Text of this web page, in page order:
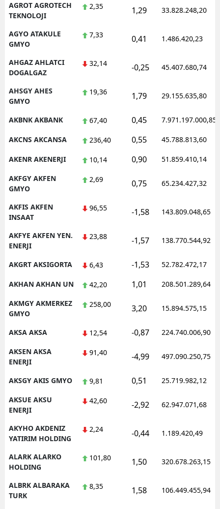
AGROT AGROTECH
TEKNOLOJI
2,35 1,29 33.828.248,20
AGYO ATAKULE
GMYO
7,33 0,41 1.486.420,23
AHGAZ AHLATCI
DOGALGAZ
32,14 -0,25 45.407.680,74
AHSGY AHES
GMYO
19,36 1,79 29.155.635,80
AKBNK AKBANK 67,40 0,45 7.971.197.000,85
AKCNS AKCANSA 236,40 0,55 45.788.813,60
AKENR AKENERJI 10,14 0,90 51.859.410,14
AKFGY AKFEN
GMYO
2,69 0,75 65.234.427,32
AKFIS AKFEN
INSAAT
96,55 -1,58 143.809.048,65
AKFYE AKFEN YEN.
ENERJI
23,88 -1,57 138.770.544,92
AKGRT AKSIGORTA 6,43 -1,53 52.782.472,17
AKHAN AKHAN UN 42,20 1,01 208.501.289,64
AKMGY AKMERKEZ
GMYO
258,00 3,20 15.894.575,15
AKSA AKSA 12,54 -0,87 224.740.006,90
AKSEN AKSA
ENERJI
91,40 -4,99 497.090.250,75
AKSGY AKIS GMYO 9,81 0,51 25.719.982,12
AKSUE AKSU
ENERJI
42,60 -2,92 62.947.071,68
AKYHO AKDENIZ
YATIRIM HOLDING
2,24 -0,44 1.189.420,49
ALARK ALARKO
HOLDING
101,80 1,50 320.678.263,15
ALBRK ALBARAKA
TURK
8,35 1,58 106.449.455,94